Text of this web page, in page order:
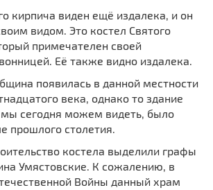
людям
пункт
кирпича виден ещё издалека, и он
видом. Это костел Святого
примечателен своей
Её также видно издалека.
появилась в данной местности
века, однако то здание
сегодня можем видеть, было
прошлого столетия.
костела выделили графы
Умястовские. К сожалению, в
Войны данный храм